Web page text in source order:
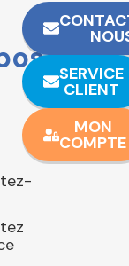
SERVICE
CLIENT
MON
COMPTE